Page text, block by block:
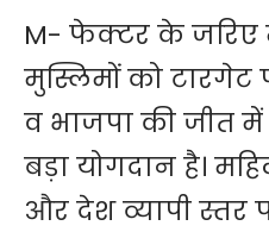
M- फेक्टर के
मुस्लिमों को टारगेट
व भाजपा की जीत
बड़ा योगदान है।
और देश व्यापी